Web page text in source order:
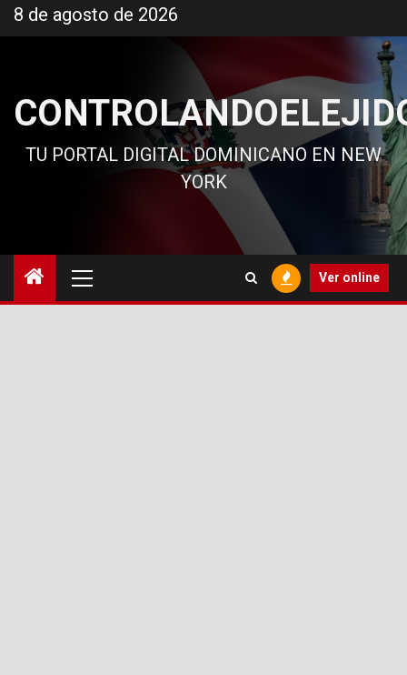
al
8 de agosto de 2026
TU PORTAL DIGITAL DOMINICANO EN NEW
YORK
principal
Ver online